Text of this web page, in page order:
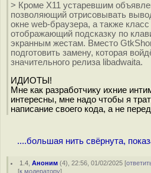
> Кроме X11 устаревшим
позволяющий отрисовывать
окне web-браузера, а также
отображающий подсказку по
экранным жестам. Вместо
подготовить замену, которая
значительного релиза libadwaita.
ИДИОТЫ!
Мне как разработчику ихние
интересны, мне надо чтобы я
написание своего кода, а не
....большая нить свёрнута,
1.4 ,Аноним (4), 22:56, 01/02/2025 [
[к модератору]